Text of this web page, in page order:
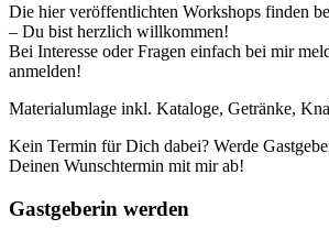
Die hier veröffentlichten Workshops finden
– Du bist herzlich willkommen!
Bei Interesse oder Fragen einfach bei mir
anmelden!
Materialumlage inkl. Kataloge, Getränke,
Kein Termin für Dich dabei? Werde
Deinen Wunschtermin mit mir ab!
Gastgeberin werden